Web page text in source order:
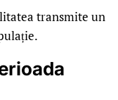
transmite un